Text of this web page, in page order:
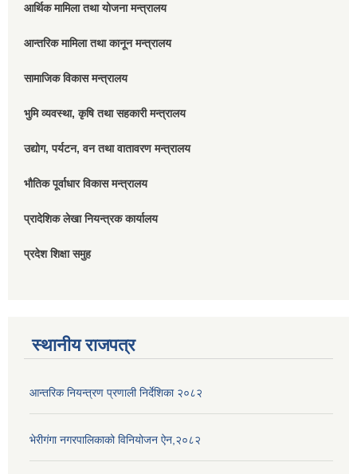
आर्थिक मामिला तथा योजना मन्त्रालय
आन्तरिक मामिला तथा कानून मन्त्रालय
सामाजिक विकास मन्त्रालय
भुमि व्यवस्था, कृषि तथा सहकारी मन्त्रालय
उद्योग, पर्यटन, वन तथा वातावरण मन्त्रालय
भौतिक पूर्वाधार विकास मन्त्रालय
प्रादेशिक लेखा नियन्त्रक कार्यालय
प्रदेश शिक्षा समुह
स्थानीय राजपत्र
आन्तरिक नियन्त्रण प्रणाली निर्देशिका २०८२
भेरीगंगा नगरपालिकाको विनियोजन ऐन,२०८२